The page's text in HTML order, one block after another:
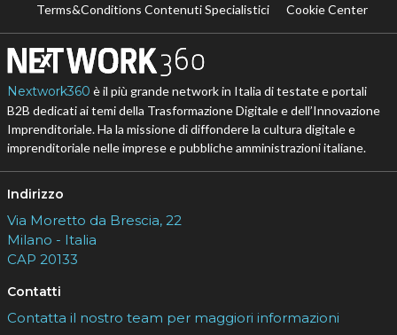
Terms&Conditions Contenuti Specialistici
Cookie Center
Nextwork360 è il più grande network in Italia di testate e portali
B2B dedicati ai temi della Trasformazione Digitale e dell’Innovazione
Imprenditoriale. Ha la missione di diffondere la cultura digitale e
imprenditoriale nelle imprese e pubbliche amministrazioni italiane.
Indirizzo
Via Moretto da Brescia, 22
Milano - Italia
CAP 20133
Contatti
Contatta il nostro team per maggiori informazioni